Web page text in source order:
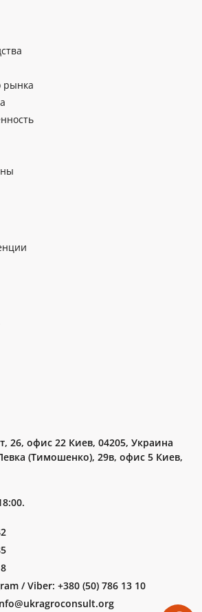
рынка
26, офис 22 Киев, 04205, Украина
(Тимошенко), 29в, офис 5 Киев,
/ Viber: +380 (50) 786 13 10